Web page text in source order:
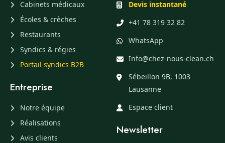
Cabinets médicaux
Écoles & crèches
Restaurants
Syndics & régies
Portail syndics B2B
Entreprise
Notre équipe
Réalisations
Avis clients
Devis instantané
+41 78 319 32 82
WhatsApp
Info@chez-nous-clean.ch
Sébeillon 9B, 1003
Lausanne
Espace client
Newsletter